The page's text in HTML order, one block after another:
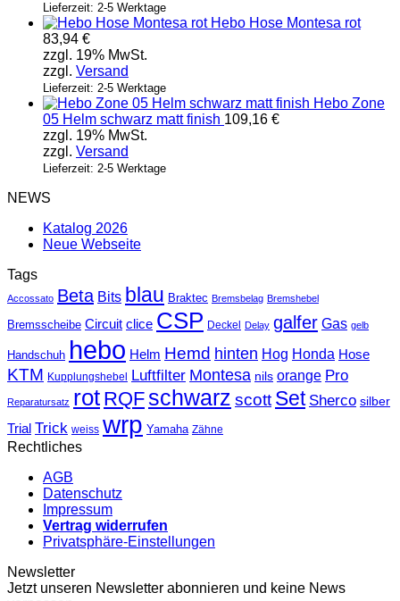
Lieferzeit: 2-5 Werktage
Hebo Hose Montesa rot
83,94 €
zzgl. 19% MwSt.
zzgl. Versand
Lieferzeit: 2-5 Werktage
Hebo Zone
05 Helm schwarz matt finish 109,16 €
zzgl. 19% MwSt.
zzgl. Versand
Lieferzeit: 2-5 Werktage
NEWS
Katalog 2026
Neue Webseite
Tags
Accossato Beta Bits blau Braktec Bremsbelag Bremshebel
Bremsscheibe Circuit clice CSP Deckel Delay galfer Gas gelb
Handschuh hebo Helm Hemd hinten Hog Honda Hose
KTM Kupplungshebel Luftfilter Montesa nils orange Pro
Reparatursatz rot RQF schwarz scott Set Sherco silber
Trial Trick weiss wrp Yamaha Zähne
Rechtliches
AGB
Datenschutz
Impressum
Vertrag widerrufen
Privatsphäre-Einstellungen
Newsletter
Jetzt unseren Newsletter abonnieren und keine News